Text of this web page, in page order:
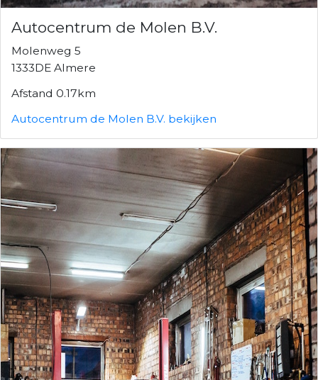
Autocentrum de Molen B.V.
Molenweg 5
1333DE Almere
Afstand 0.17km
Autocentrum de Molen B.V. bekijken